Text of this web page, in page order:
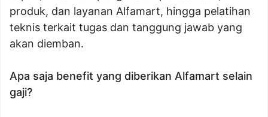
produk, dan layanan Alfamart, hingga pelatihan
teknis terkait tugas dan tanggung jawab yang
akan diemban.
Apa saja benefit yang diberikan Alfamart selain
gaji?